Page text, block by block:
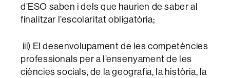
d’ESO saben i dels que haurien de saber al
finalitzar l’escolaritat obligatòria;
iii) El desenvolupament de les competències
professionals per a l’ensenyament de les
ciències socials, de la geografia, la història, la